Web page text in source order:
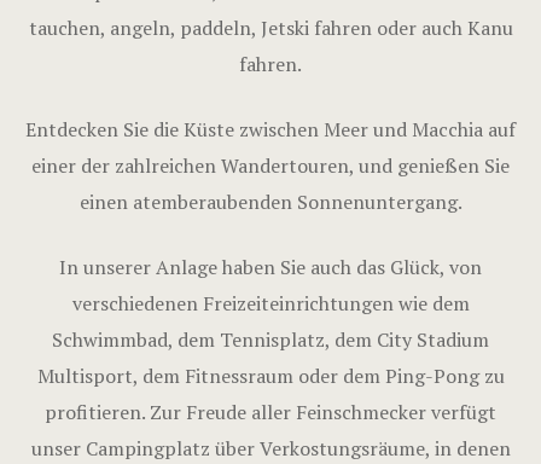
tauchen, angeln, paddeln, Jetski fahren oder auch Kanu
fahren.
Entdecken Sie die Küste zwischen Meer und Macchia auf
einer der zahlreichen Wandertouren, und genießen Sie
einen atemberaubenden Sonnenuntergang.
In unserer Anlage haben Sie auch das Glück, von
verschiedenen Freizeiteinrichtungen wie dem
Schwimmbad, dem Tennisplatz, dem City Stadium
Multisport, dem Fitnessraum oder dem Ping-Pong zu
profitieren. Zur Freude aller Feinschmecker verfügt
unser Campingplatz über Verkostungsräume, in denen